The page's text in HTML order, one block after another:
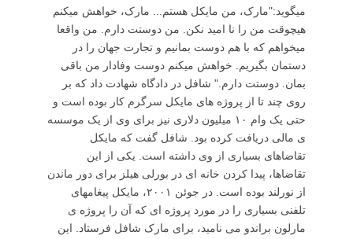
میگوید:"مارک، من مایکل هستم... مارک، خواهش میکنم
هیچوقت من را نا امید نکن. من دوستت دارم. من واقعا
میخواهم که با هم دوست بمانیم و تجارت جهان را در
دستمان بگیریم. خواهش میکنم دوست وفادار من باقی
بمان. دوستت دارم." شافل در دادگاه شهادت داد که بر
روی چند تا از پروژه های مایکل سرگرم کار بوده است و
حتی یک وام ۱۰ میلیون دلاری نیز برای وی از یک موسسه
ی مالی دریافت کرده بود. شافل گفت که مایکل
تقاضاهای بسیاری از وی داشته است. یکی از این
تقاضاها، پیدا کردن خانه ای در بورلی هیلز برای دور ماندن
از نورلند بوده است. در جوئن ۲۰۰۱، مایکل پیغامهای
تلفنی بسیاری را در مورد پروژه ای که آن را پروژه ی
مارلون براندو می نامید، برای مارک شافل فرستاد. این